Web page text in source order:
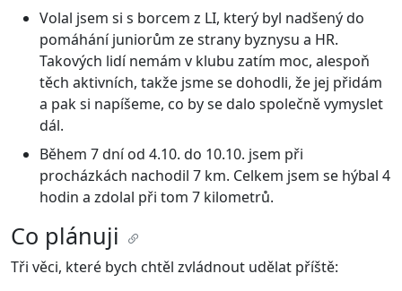
Volal jsem si s borcem z LI, který byl nadšený do
pomáhání juniorům ze strany byznysu a HR.
Takových lidí nemám v klubu zatím moc, alespoň
těch aktivních, takže jsme se dohodli, že jej přidám
a pak si napíšeme, co by se dalo společně vymyslet
dál.
Během 7 dní od 4.10. do 10.10. jsem při
procházkách nachodil 7 km. Celkem jsem se hýbal 4
hodin a zdolal při tom 7 kilometrů.
Co plánuji
Tři věci, které bych chtěl zvládnout udělat příště: